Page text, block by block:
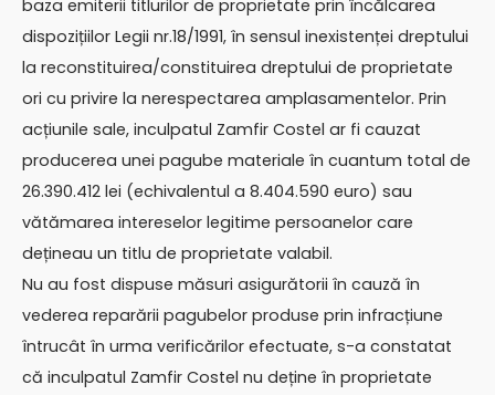
baza emiterii titlurilor de proprietate prin încălcarea
dispozițiilor Legii nr.18/1991, în sensul inexistenței dreptului
la reconstituirea/constituirea dreptului de proprietate
ori cu privire la nerespectarea amplasamentelor. Prin
acțiunile sale, inculpatul Zamfir Costel ar fi cauzat
producerea unei pagube materiale în cuantum total de
26.390.412 lei (echivalentul a 8.404.590 euro) sau
vătămarea intereselor legitime persoanelor care
dețineau un titlu de proprietate valabil.
Nu au fost dispuse măsuri asigurătorii în cauză în
vederea reparării pagubelor produse prin infracțiune
întrucât în urma verificărilor efectuate, s-a constatat
că inculpatul Zamfir Costel nu deține în proprietate